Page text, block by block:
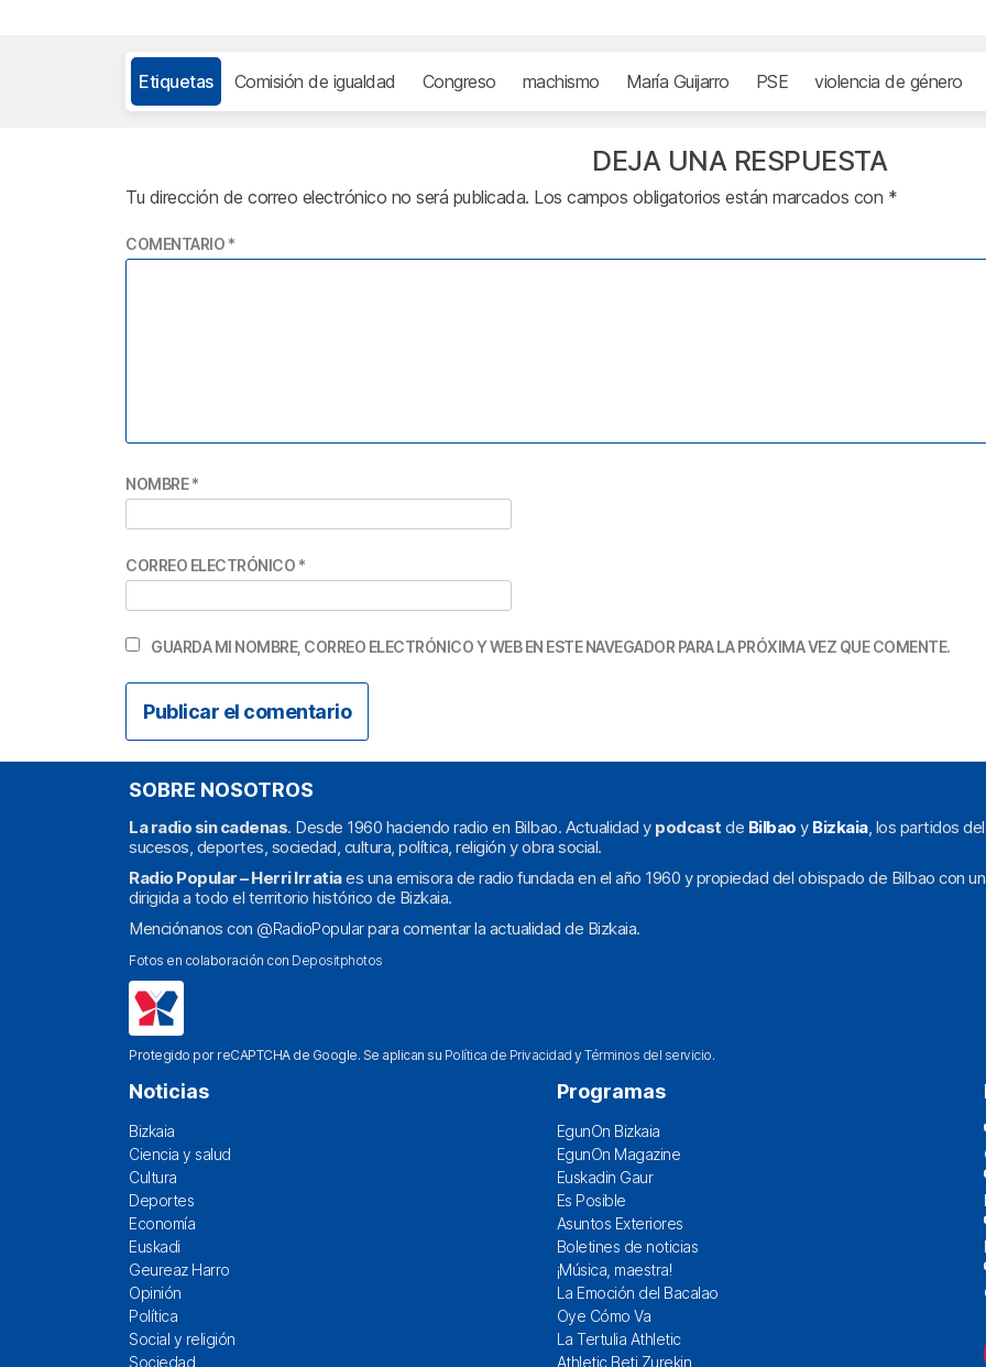
Etiquetas Comisión de igualdad Congreso machismo María Guijarro PSE violencia de género
DEJA UNA RESPUESTA
Tu dirección de correo electrónico no será publicada. Los campos obligatorios están marcados con *
COMENTARIO *
NOMBRE*
CORREO ELECTRÓNICO *
GUARDA MI NOMBRE, CORREO ELECTRÓNICO Y WEB EN ESTE NAVEGADOR PARA LA PRÓXIMA VEZ QUE COMENTE.
SOBRE NOSOTROS
La radio sin cadenas. Desde 1960 haciendo radio en Bilbao. Actualidad y podcast de Bilbao y Bizkaia, los partidos
sucesos, deportes, sociedad, cultura, política, religión y obra social.
Radio Popular – Herri Irratiaes una emisora de radio fundada en el año 1960 y propiedad del obispado de Bilbao con
dirigida a todo el territorio histórico de Bizkaia.
Menciónanos con @RadioPopularpara comentar la actualidad de Bizkaia.
Fotos en colaboración con Depositphotos
Protegido por reCAPTCHA de Google. Se aplican su Política de Privacidad yTérminos del servicio.
Noticias
Bizkaia
Ciencia y salud
Cultura
Deportes
Economía
Euskadi
Geureaz Harro
Opinión
Política
Social y religión
Sociedad
Programas
EgunOn Bizkaia
EgunOn Magazine
Euskadin Gaur
Es Posible
Asuntos Exteriores
Boletines de noticias
¡Música, maestra!
La Emoción del Bacalao
Oye Cómo Va
La Tertulia Athletic
Athletic Beti Zurekin